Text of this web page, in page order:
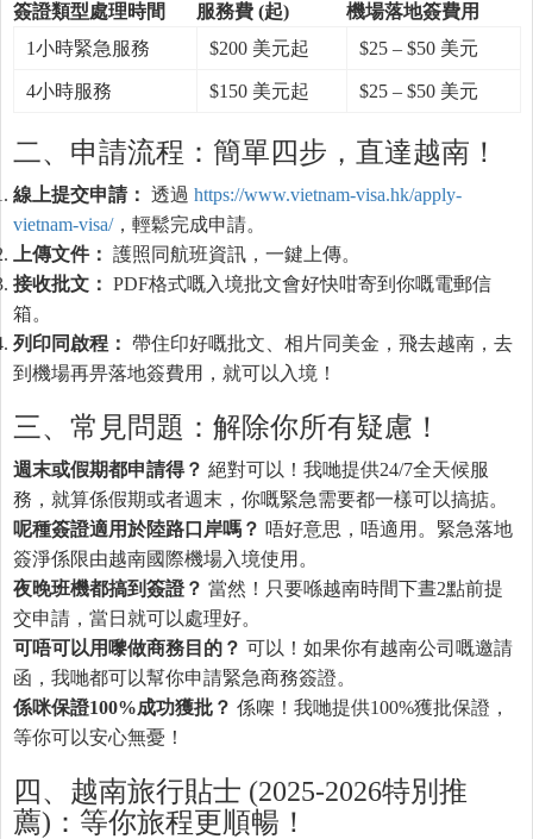
簽證類型處理時間 服務費 (起)
機場落地簽費用
1小時緊急服務
$200 美元起 $25 – $50 美元
4小時服務 $150 美元起 $25 – $50 美元
二、申請流程：簡單四步，直達越南！
線上提交申請： 透過 https://www.vietnam-visa.hk/apply-
vietnam-visa/，輕鬆完成申請。
上傳文件： 護照同航班資訊，一鍵上傳。
接收批文： PDF格式嘅入境批文會好快咁寄到你嘅電郵信
箱。
列印同啟程： 帶住印好嘅批文、相片同美金，飛去越南，去
到機場再畀落地簽費用，就可以入境！
三、常見問題：解除你所有疑慮！
週末或假期都申請得？ 絕對可以！我哋提供24/7全天候服
務，就算係假期或者週末，你嘅緊急需要都一樣可以搞掂。
呢種簽證適用於陸路口岸嗎？ 唔好意思，唔適用。緊急落地
簽淨係限由越南國際機場入境使用。
夜晚班機都搞到簽證？ 當然！只要喺越南時間下晝2點前提
交申請，當日就可以處理好。
可唔可以用嚟做商務目的？ 可以！如果你有越南公司嘅邀請
函，我哋都可以幫你申請緊急商務簽證。
係咪保證100%成功獲批？ 係㗎！我哋提供100%獲批保證，
等你可以安心無憂！
四、越南旅行貼士 (2025-2026特別推
薦)：等你旅程更順暢！